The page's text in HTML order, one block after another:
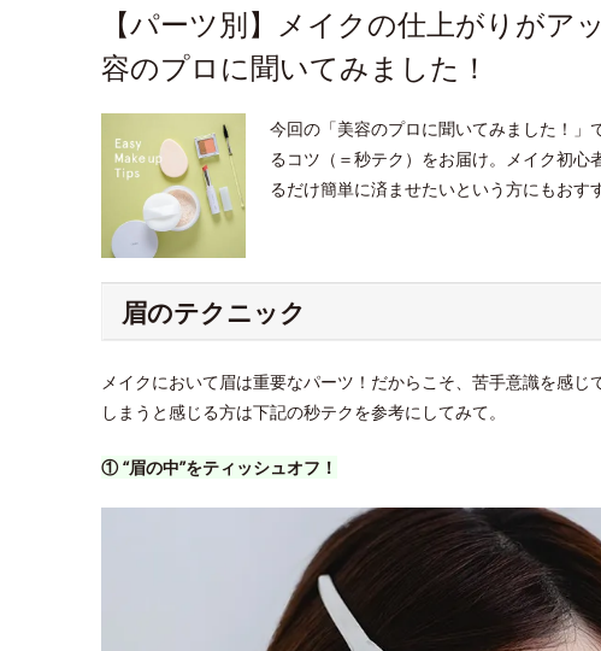
【パーツ別】メイクの仕上がりが
容のプロに聞いてみました！
今回の「美容のプロに聞いてみました！」
るコツ（＝秒テク）をお届け。メイク初心
るだけ簡単に済ませたいという方にもおす
眉のテクニック
メイクにおいて眉は重要なパーツ！だからこそ、苦手意識を感
しまうと感じる方は下記の秒テクを参考にしてみて。
① “眉の中”をティッシュオフ！